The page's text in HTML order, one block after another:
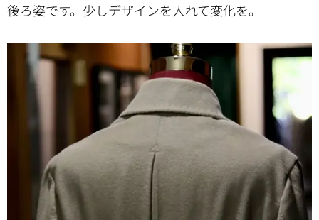
後ろ姿です。少しデザインを入れて変化を。